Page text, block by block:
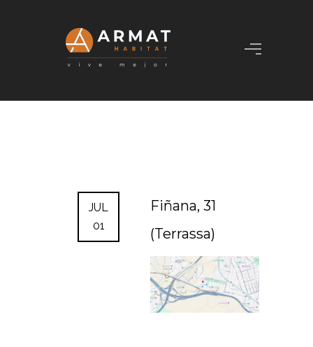
JUL
01
Fiñana, 31
(Terrassa)